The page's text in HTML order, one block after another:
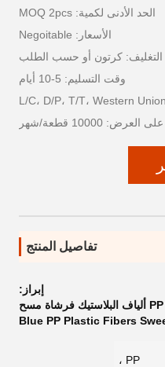
الحد الأدنى لكمية: MOQ 2pcs
الأسعار: Negoitable
التغليف: كرتون أو حسب الطلب
وقت التسليم: 5-10 أيام
10000 قطعة/شهر
تفاصيل المنتج
إبراز:
Blue PP Plastic Fibers
PP ،